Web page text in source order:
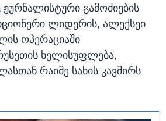
ჟურნალისტური გამოძიების
ლიდერის, ალექსეი
ოპერაციაში
ხელისუფლება,
რაიმე სახის კავშირს